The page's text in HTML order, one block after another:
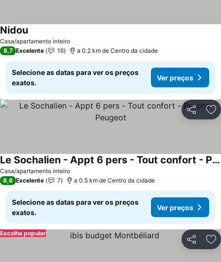
Casa/apartamento inteiro
NidouVer preços
8,7 Excelente 16 a 0.2 km de Centro da cidade
Selecione as datas para ver os preços
exatos.
Ver preços
Partilhar
Casa/apartamento inteiro
Le Sochalien - Appt 6 pers - Tout confort - Proche Peugeot
Ver preços
8,6 Excelente 7 a 0.5 km de Centro da cidade
Selecione as datas para ver os preços
exatos.
Ver preços
Partilhar
Escolha popular